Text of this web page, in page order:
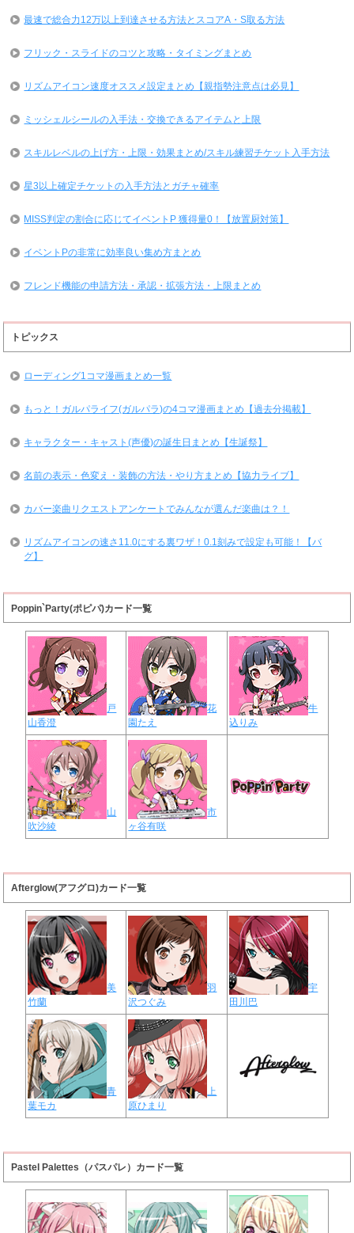
最速で総合力12万以上到達させる方法とスコアA・S取る方法
フリック・スライドのコツと攻略・タイミングまとめ
リズムアイコン速度オススメ設定まとめ【親指勢注意点は必見】
ミッシェルシールの入手法・交換できるアイテムと上限
スキルレベルの上げ方・上限・効果まとめ/スキル練習チケット入手方法
星3以上確定チケットの入手方法とガチャ確率
MISS判定の割合に応じてイベントP 獲得量0！【放置厨対策】
イベントPの非常に効率良い集め方まとめ
フレンド機能の申請方法・承認・拡張方法・上限まとめ
トピックス
ローディング1コマ漫画まとめ一覧
もっと！ガルパライフ(ガルパラ)の4コマ漫画まとめ【過去分掲載】
キャラクター・キャスト(声優)の誕生日まとめ【生誕祭】
名前の表示・色変え・装飾の方法・やり方まとめ【協力ライブ】
カバー楽曲リクエストアンケートでみんなが選んだ楽曲は？！
リズムアイコンの速さ11.0にする裏ワザ！0.1刻みで設定も可能！【バ
グ】
Poppin`Party(ポピパ)カード一覧
戸
山香澄
花
園たえ
牛
込りみ
山
吹沙綾
市
ヶ谷有咲
Afterglow(アフグロ)カード一覧
美
竹蘭
羽
沢つぐみ
宇
田川巴
青
葉モカ
上
原ひまり
Pastel Palettes（パスパレ）カード一覧